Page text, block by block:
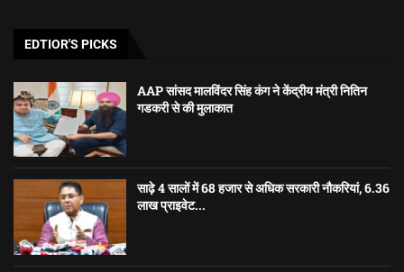
EDTIOR'S PICKS
AAP सांसद मालविंदर सिंह कंग ने केंद्रीय मंत्री नितिन
गडकरी से की मुलाकात
साढ़े 4 सालों में 68 हजार से अधिक सरकारी नौकरियां, 6.36
लाख प्राइवेट...